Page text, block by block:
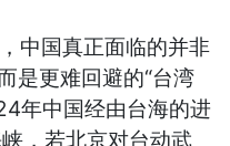
国真正面临的并非
是更难回避的“台湾
年中国经由台海的进
，若北京对台动武